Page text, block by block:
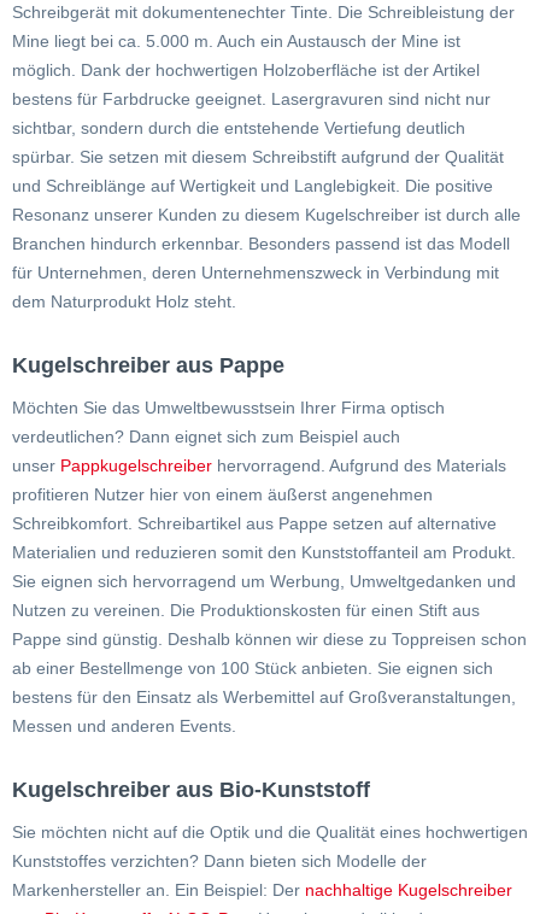
Schreibgerät mit dokumentenechter Tinte. Die Schreibleistung der
Mine liegt bei ca. 5.000 m. Auch ein Austausch der Mine ist
möglich. Dank der hochwertigen Holzoberfläche ist der Artikel
bestens für Farbdrucke geeignet. Lasergravuren sind nicht nur
sichtbar, sondern durch die entstehende Vertiefung deutlich
spürbar. Sie setzen mit diesem Schreibstift aufgrund der Qualität
und Schreiblänge auf Wertigkeit und Langlebigkeit. Die positive
Resonanz unserer Kunden zu diesem Kugelschreiber ist durch alle
Branchen hindurch erkennbar. Besonders passend ist das Modell
für Unternehmen, deren Unternehmenszweck in Verbindung mit
dem Naturprodukt Holz steht.
Kugelschreiber aus Pappe
Möchten Sie das Umweltbewusstsein Ihrer Firma optisch
verdeutlichen? Dann eignet sich zum Beispiel auch
unser Pappkugelschreiber hervorragend. Aufgrund des Materials
profitieren Nutzer hier von einem äußerst angenehmen
Schreibkomfort. Schreibartikel aus Pappe setzen auf alternative
Materialien und reduzieren somit den Kunststoffanteil am Produkt.
Sie eignen sich hervorragend um Werbung, Umweltgedanken und
Nutzen zu vereinen. Die Produktionskosten für einen Stift aus
Pappe sind günstig. Deshalb können wir diese zu Toppreisen schon
ab einer Bestellmenge von 100 Stück anbieten. Sie eignen sich
bestens für den Einsatz als Werbemittel auf Großveranstaltungen,
Messen und anderen Events.
Kugelschreiber aus Bio-Kunststoff
Sie möchten nicht auf die Optik und die Qualität eines hochwertigen
Kunststoffes verzichten? Dann bieten sich Modelle der
Markenhersteller an. Ein Beispiel: Der nachhaltige Kugelschreiber